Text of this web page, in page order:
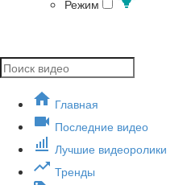
Режим
Главная
Последние видео
Лучшие видеоролики
Тренды